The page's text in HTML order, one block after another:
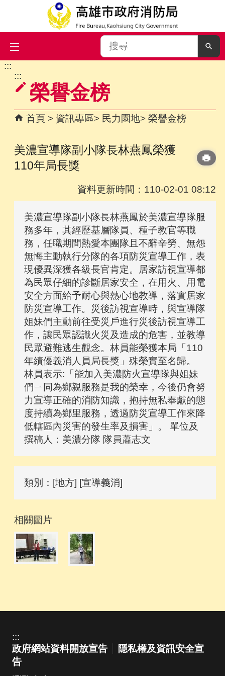
跳到主要內容區塊
搜
尋
:::
:::
榮譽金榜
首頁 資訊專區 民力園地 榮譽金榜
美濃宣導隊副小隊長林燕鳳榮獲
110年局長獎
資料更新時間：110-02-01 08:12
美濃宣導隊副小隊長林燕鳳於美濃宣導隊服
務多年，其經歷基層隊員、種子教官等職
務，任職期間熱愛本團隊且不辭辛勞、無怨
無悔主動執行分隊的各項防災宣導工作，表
現優異深獲各級長官肯定。居家訪視宣導都
為民眾仔細的診斷居家安全，在用火、用電
安全方面給予耐心與熱心地教導，落實居家
防災宣導工作。災後訪視宣導時，與宣導隊
姐妹們主動前往受災戶進行災後訪視宣導工
作，讓民眾認識火災及造成的危害，並教導
民眾避難逃生觀念。林員能榮獲本局「110
年績優義消人員局長獎」殊榮實至名歸。
林員表示:「能加入美濃防火宣導隊與姐妹
們ㄧ同為鄉親服務是我的榮幸，今後仍會努
力宣導正確的消防知識，抱持無私奉獻的態
度持續為鄉里服務，透過防災宣導工作來降
低轄區內災害的發生率及損害」。 單位及
撰稿人：美濃分隊 隊員蕭志文
類別：[地方] [宣導義消]
相關圖片
:::
政府網站資料開放宣告
隱私權及資訊安全宣
告